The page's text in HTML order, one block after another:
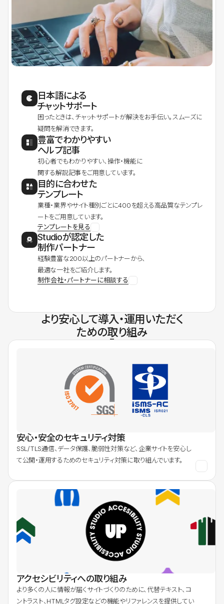
日本語による
チャットサポート
困ったときは、チャットサポートが解決をお手伝い。スムーズに
疑問を解消できます。
豊富でわかりやすい
ヘルプ記事
初心者でもわかりやすい、操作・機能に
関する解説記事をご用意しています。
目的に合わせた
テンプレート
業種・業界やサイト種別ごとに400を超える高品質なテンプレ
ートをご用意しています。
テンプレートを見る
Studioが認定した
制作パートナー
経験豊富な200以上のパートナーから、
最適な一社をご紹介します。
制作会社・パートナーに相談する
より安心して導入・運用いただく
ための取り組み
安心・安全のセキュリティ対策
SSL/TLS通信、データ保護、脆弱性対策など、企業サイトを安心し
て公開・運用するためのセキュリティ対策に取り組んでいます。
アクセシビリティへの取り組み
より多くの人に情報が届くサイトづくりのために、代替テキスト、コ
ントラスト、HTMLタグ設定などの機能やリファレンスを提供してい